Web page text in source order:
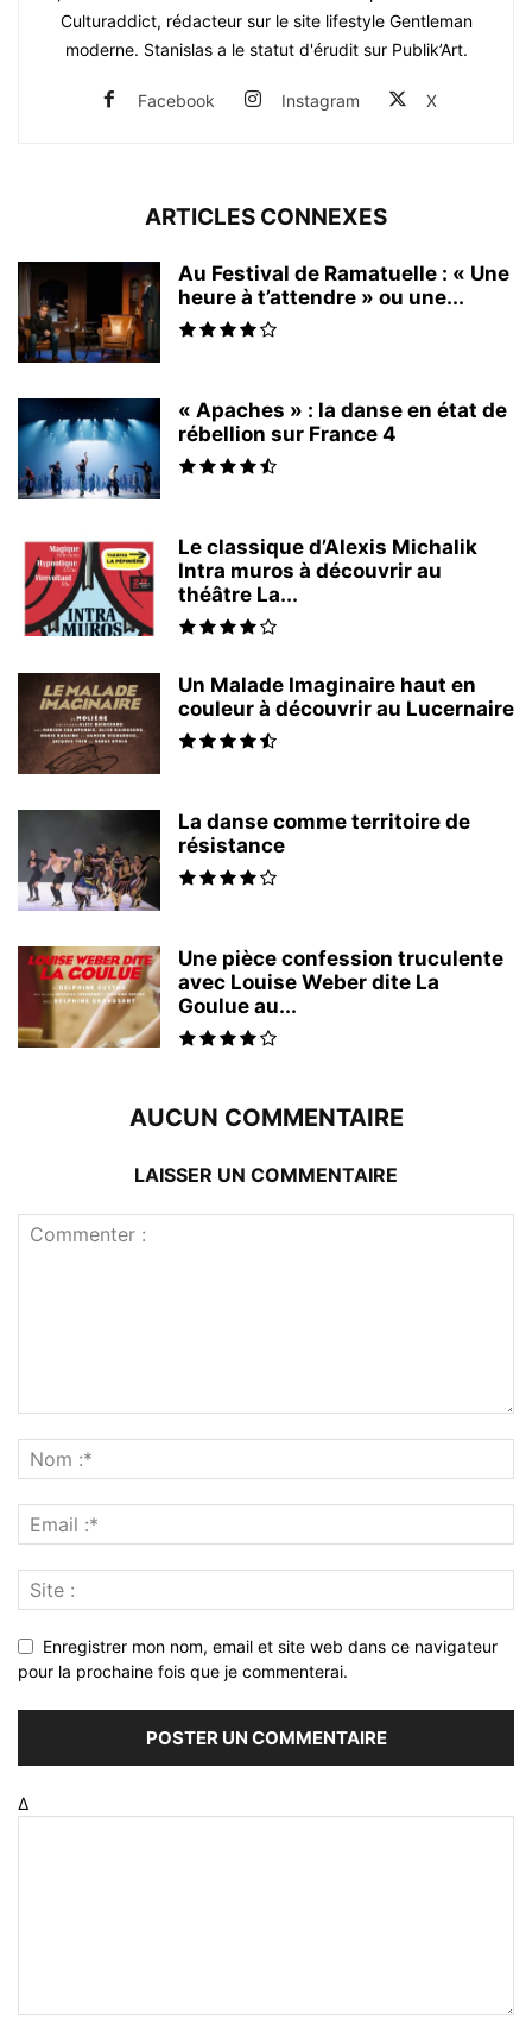
Culturaddict, rédacteur sur le site lifestyle Gentleman
moderne. Stanislas a le statut d'érudit sur Publik’Art.
Facebook Instagram X
ARTICLES CONNEXES
Au Festival de Ramatuelle : « Une
heure à t’attendre » ou une...
« Apaches » : la danse en état de
rébellion sur France 4
Le classique d’Alexis Michalik
Intra muros à découvrir au
théâtre La...
Un Malade Imaginaire haut en
couleur à découvrir au Lucernaire
La danse comme territoire de
résistance
Une pièce confession truculente
avec Louise Weber dite La
Goulue au...
AUCUN COMMENTAIRE
LAISSER UN COMMENTAIRE
Enregistrer mon nom, email et site web dans ce navigateur
pour la prochaine fois que je commenterai.
Δ